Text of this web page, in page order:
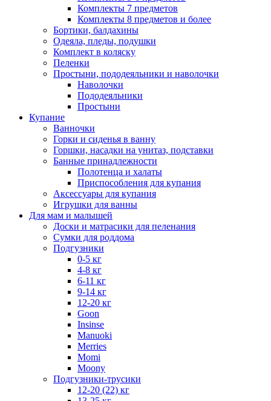
Комплекты 7 предметов
Комплекты 8 предметов и более
Бортики, балдахины
Одеяла, пледы, подушки
Комплект в коляску
Пеленки
Простыни, пододеяльники и наволочки
Наволочки
Пододеяльники
Простыни
Купание
Ванночки
Горки и сиденья в ванну
Горшки, насадки на унитаз, подставки
Банные принадлежности
Полотенца и халаты
Приспособления для купания
Аксессуары для купания
Игрушки для ванны
Для мам и малышей
Доски и матрасики для пеленания
Сумки для роддома
Подгузники
0-5 кг
4-8 кг
6-11 кг
9-14 кг
12-20 кг
Goon
Insinse
Manuoki
Merries
Momi
Moony
Подгузники-трусики
12-20 (22) кг